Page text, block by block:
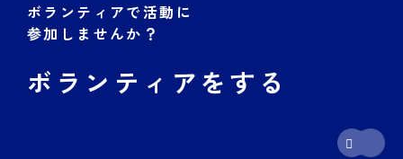
ボランティアで活動に
参加しませんか？
ボランティアをする